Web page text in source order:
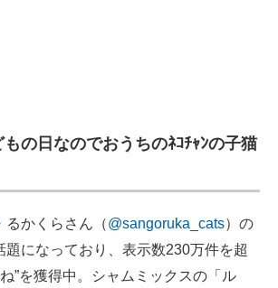
の日なのでおうちのﾈｺﾁｬﾝの子猫
るかくらさん（@sangoruka_cats）の
題になっており、表示数230万件を超
”を獲得中。シャムミックスの「ル